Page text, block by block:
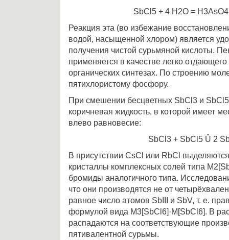
SbCl5 + 4 H­2O =
Реакция эта (во избежание
водой, насыщенной хлором) является
получения чистой сурьмяной кислоты.
применяется в качестве легко
органических синтезах. По строению
пятихлористому фосфору.
При смешении бесцветных SbCl3 и SbCl5
коричневая жидкость, в которой имеет
влево равновесие:
SbCl3 + SbCl5 Û 2
В присутствии CsCl или RbCl
кристаллы комплексных солей типа
бромиды аналогичного типа.
что они производятся не от
равное число атомов SbIII и SbV, т. е.
формулой вида M3[SbCl6]·M[SbCl6]. В
распадаются на соответствующие
пятивалентной сурьмы.